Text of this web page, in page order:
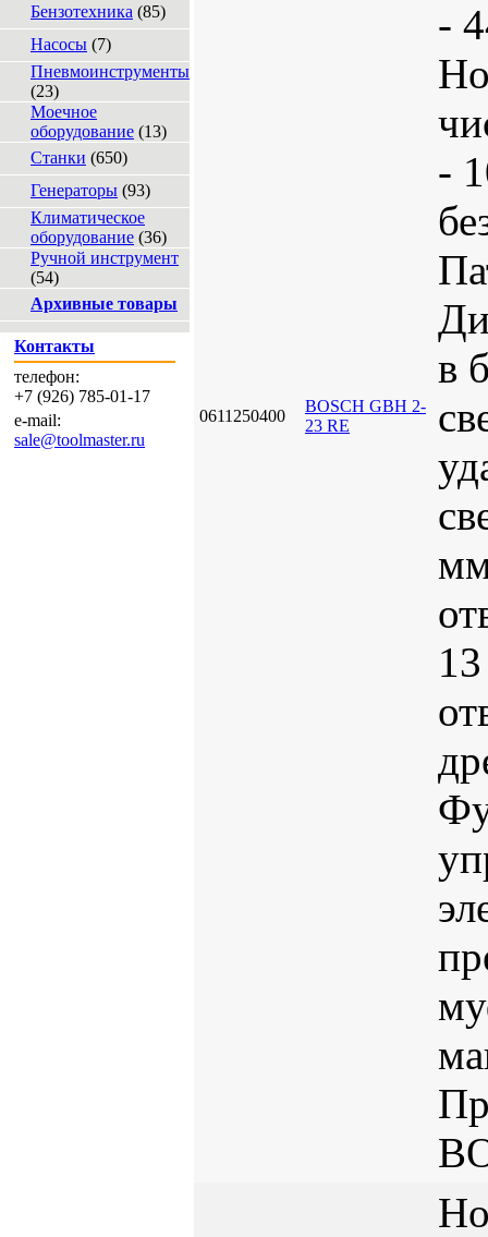
Бензотехника (85)
Насосы (7)
Пневмоинструменты
(23)
Моечное
оборудование (13)
Станки (650)
Генераторы (93)
Климатическое
оборудование (36)
Ручной инструмент
(54)
Архивные товары
Контакты
телефон:
+7 (926) 785-01-17
e-mail:
sale@toolmaster.ru
0611250400
BOSCH GBH 2-
23 RE
-
-
в